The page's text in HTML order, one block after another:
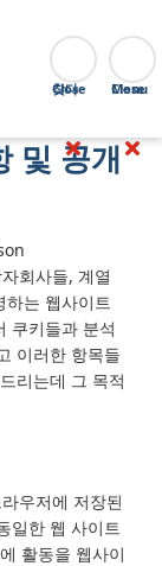
찾다
Close
및 공개
회사들, 계열
하는 웹사이트
쿠키들과 분석
이러한 항목들
리는데 그 목적
우저에 저장된
일한 웹 사이트
활동을 웹사이